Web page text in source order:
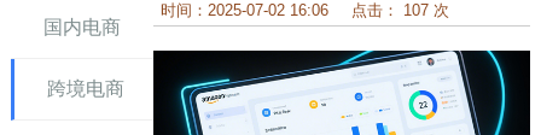
国内电商
跨境电商
时间：2025-07-02 16:06 点击： 107 次